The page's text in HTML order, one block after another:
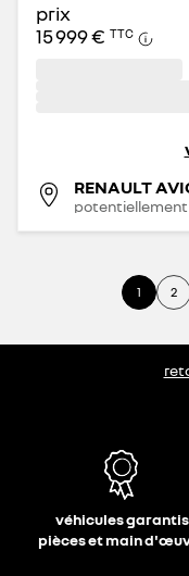
prix
15 999 € TTC
RENAULT
potentiellement
1 2
véhicules garantis
pièces et main